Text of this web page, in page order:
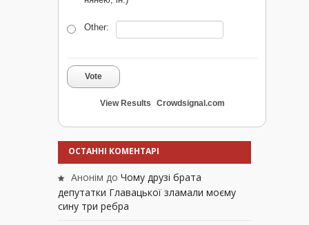
Other:
Vote
View Results Crowdsignal.com
ОСТАННІ КОМЕНТАРІ
Анонім до Чому друзі брата
депутатки Главацької зламали моєму
сину три ребра